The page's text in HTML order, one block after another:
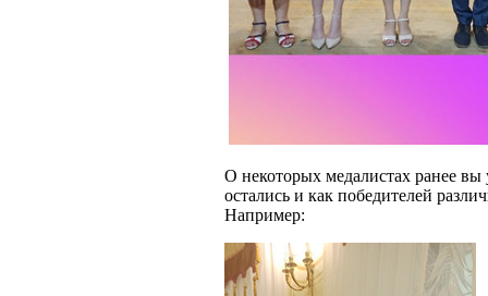
О некоторых медалистах ранее
остались и как победителей
Например: